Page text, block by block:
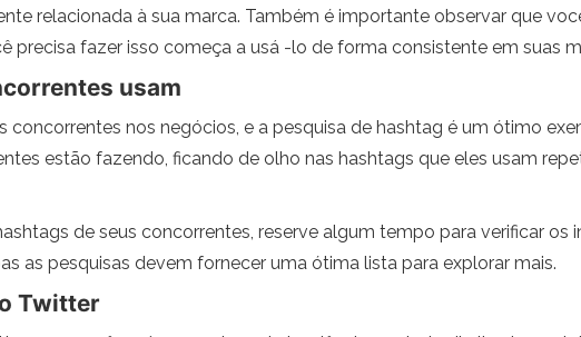
relacionada à sua marca. Também é importante observar que
precisa fazer isso começa a usá -lo de forma consistente em suas
usam
concorrentes nos negócios, e a pesquisa de hashtag é um ótimo
estão fazendo, ficando de olho nas hashtags que eles usam
de seus concorrentes, reserve algum tempo para verificar os
as pesquisas devem fornecer uma ótima lista para explorar mais.
Twitter